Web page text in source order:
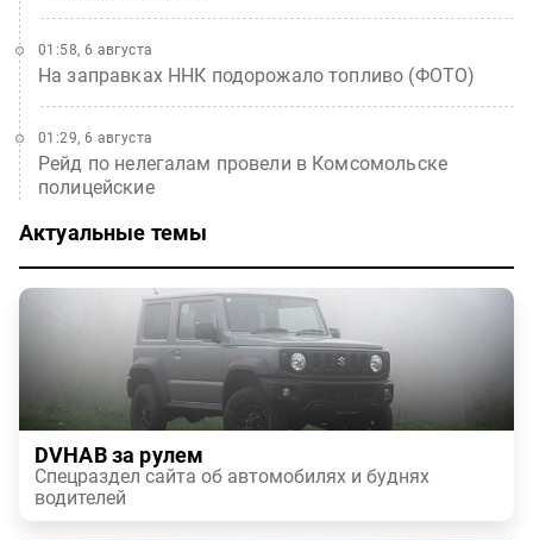
На заправках ННК подорожало топливо (ФОТО)
01:58, 6 августа
Рейд по нелегалам провели в Комсомольске
полицейские
01:29, 6 августа
Актуальные темы
DVHAB за рулем
Спецраздел сайта об автомобилях и буднях
водителей